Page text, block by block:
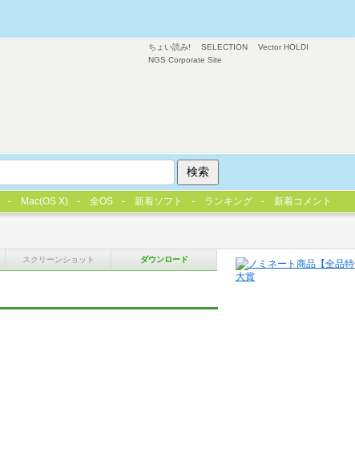
スクリーンショット ダウンロード
ちょい読み! SELECTION
Vector HOLDI
NGS Corporate Site
Mac(OS X) 全OS 新着ソフト ランキング 新着コメント